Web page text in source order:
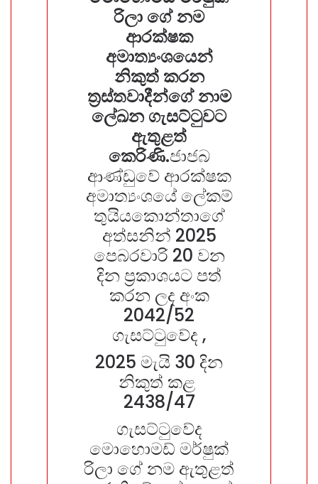
රිලා ගේ නම
ආරක්ෂක
අමාත්‍යංශයෙන්
නිකුත් කරන
ත්‍රස්තවාදීන්ගේ නාම
ලේඛන ගැසට්ටුවට
ඇතුළත්
කෙරිණි.ජාජබ
ආණ්ඩුවේ ආරක්ෂක
අමාත්‍යංශයේ ලේකම්
තුයියකොන්තාගේ
අත්සනින් 2025
පෙබරවාරි 20 වන
දින ප්‍රකාශයට පත්
කරන ලද අංක
2042/52
ගැසට්ටුවේද ,
2025 මැයි 30 දින
නිකුත් කළ
2438/47
ගැසට්ටුවේද
මොහොමඩ් මර්ෂුක්
රිලා ගේ නම ඇතුළත්